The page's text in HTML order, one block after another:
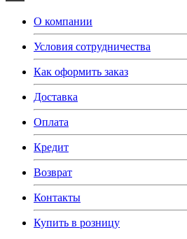
О компании
Условия сотрудничества
Как оформить заказ
Доставка
Оплата
Кредит
Возврат
Контакты
Купить в розницу